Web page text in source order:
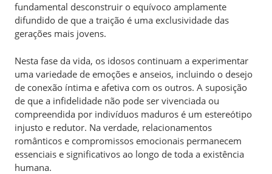
fundamental desconstruir o equívoco amplamente
difundido de que a traição é uma exclusividade das
gerações mais jovens.
Nesta fase da vida, os idosos continuam a experimentar
uma variedade de emoções e anseios, incluindo o desejo
de conexão íntima e afetiva com os outros. A suposição
de que a infidelidade não pode ser vivenciada ou
compreendida por indivíduos maduros é um estereótipo
injusto e redutor. Na verdade, relacionamentos
românticos e compromissos emocionais permanecem
essenciais e significativos ao longo de toda a existência
humana.